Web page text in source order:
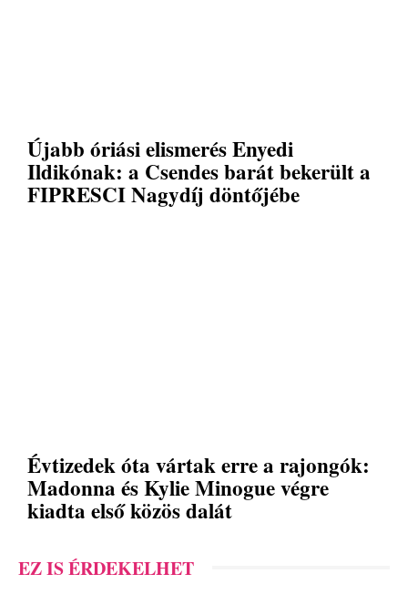
Újabb óriási elismerés Enyedi
Ildikónak: a Csendes barát bekerült a
FIPRESCI Nagydíj döntőjébe
Évtizedek óta vártak erre a rajongók:
Madonna és Kylie Minogue végre
kiadta első közös dalát
EZ IS ÉRDEKELHET